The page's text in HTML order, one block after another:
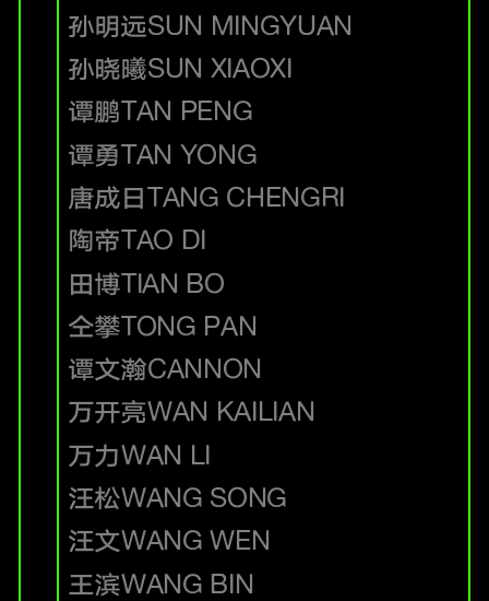
孙明远SUN MINGYUAN
孙晓曦SUN XIAOXI
谭鹏TAN PENG
谭勇TAN YONG
唐成日TANG CHENGRI
陶帝TAO DI
田博TIAN BO
仝攀TONG PAN
谭文瀚CANNON
万开亮WAN KAILIAN
万力WAN LI
汪松WANG SONG
汪文WANG WEN
王滨WANG BIN